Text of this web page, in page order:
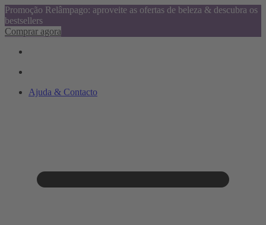
Promoção Relâmpago: aproveite as ofertas de beleza & descubra os
bestsellers
Comprar agora
Ajuda & Contacto